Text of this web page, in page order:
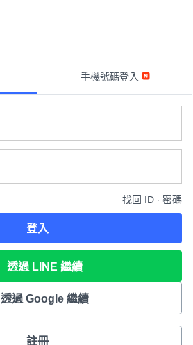
手機號碼登入
找回 ID ∙ 密碼
登入
透過 LINE 繼續
透過 Google 繼續
註冊